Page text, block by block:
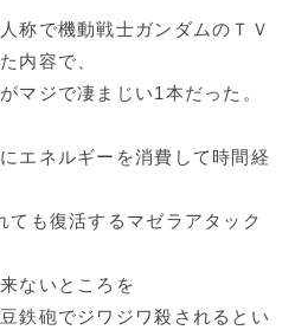
称で機動戦士ガンダムのＴＶ
内容で、
マジで凄まじい1本だった。
エネルギーを消費して時間経
ても復活するマゼラアタック
ないところを
鉄砲でジワジワ殺されるとい